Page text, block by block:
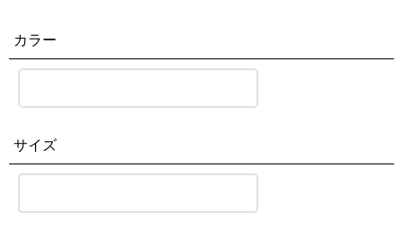
カラー
サイズ